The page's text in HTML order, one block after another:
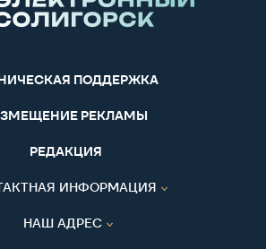
ПОДДЕРЖКА
РЕКЛАМЫ
РЕДАКЦИЯ
ИНФОРМАЦИЯ
НАШ АДРЕС